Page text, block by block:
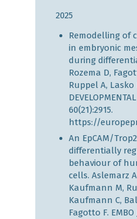
2025
Remodelling of
in embryonic
during
Rozema D,
Ruppel A, Lasko
60(21):2915.
https://
An EpCAM/
differentially
behaviour of
cells. Aslemarz
Kaufmann M,
Kaufmann C,
Fagotto F. EMBO